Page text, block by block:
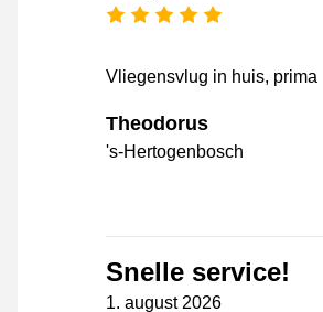
Vliegensvlug in huis, prima
Theodorus
's-Hertogenbosch
Snelle service!
1. august 2026